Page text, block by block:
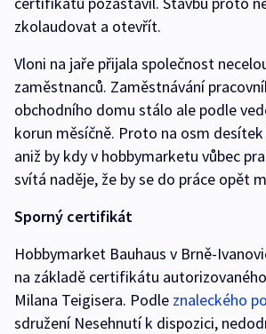
zkolaudovat a otevřít.
Vloni na jaře přijala společnost
zaměstnanců. Zaměstnávání
obchodního domu stálo ale podle
korun měsíčně. Proto na osm
aniž by kdy v hobbymarketu vůbec
svítá naděje, že by se do práce opět
Sporný certifikát
Hobbymarket Bauhaus v Brně-
na základě certifikátu
Milana Teigisera. Podle znaleckého
sdružení Nesehnutí k dispozici,